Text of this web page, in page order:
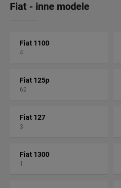
Fiat - inne modele
Fiat 1100
4
Fiat 125p
62
Fiat 127
3
Fiat 1300
1